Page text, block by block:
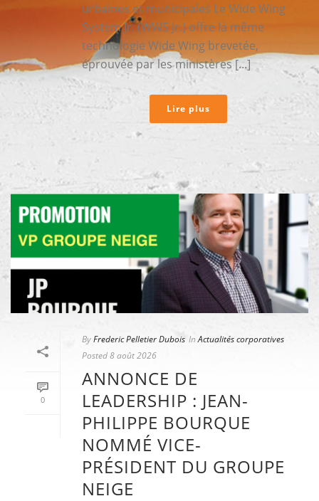
urbaines et municipales Le Wide Wing
System Jr. (WWS Jr.) offre la même
technologie Wide Wing brevetée,
éprouvée par les ministères [...]
Lire plus
0
ByFrederic Pelletier Dubois In Actualités corporatives
Posted8 août 2026
ANNONCE DE
LEADERSHIP : JEAN-
PHILIPPE BOURQUE
NOMMÉ VICE-
PRÉSIDENT DU GROUPE
NEIGE